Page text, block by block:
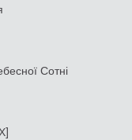
Сотні